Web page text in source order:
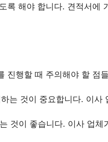
해야 합니다. 견적서에
진행할 때 주의해야 할 점
는 것이 중요합니다. 이사
것이 좋습니다. 이사 업